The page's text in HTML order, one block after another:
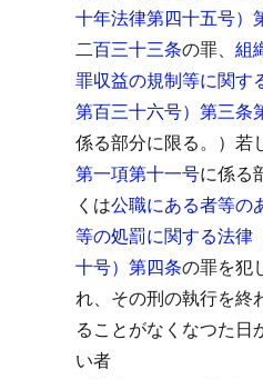
十年法律第四十五号）
二百三十三条の罪、 組
罪収益の規制等に関す
第百三十六号）第三条
係る部分に限る。）若
第一項第十一号に係る
くは公職にある者等の
等の処罰に関する法律
十号）第四条の罪を犯
れ、その刑の執行を終
ることがなくなつた日
い者